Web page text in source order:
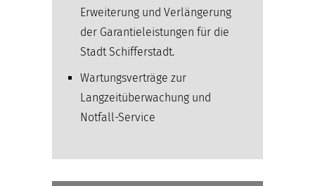
Erweiterung und Verlängerung
der Garantieleistungen für die
Stadt Schifferstadt.
Wartungsverträge zur
Langzeitüberwachung und
Notfall-Service